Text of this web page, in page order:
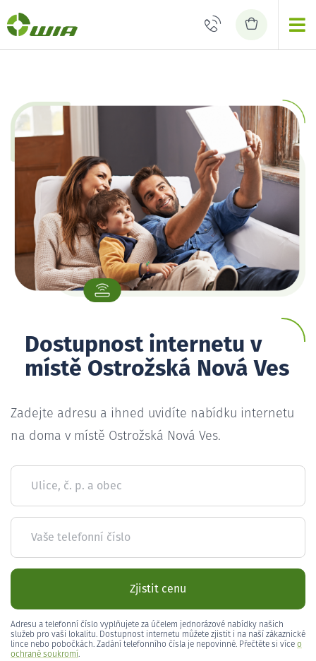
Dostupnost internetu v
místě Ostrožská Nová Ves
Zadejte adresu a ihned uvidíte nabídku internetu
na doma v místě Ostrožská Nová Ves.
Ulice, č. p. a obec
Vaše telefonní číslo
Zjistit cenu
Adresu a telefonní číslo vyplňujete za účelem jednorázové nabídky našich
služeb pro vaši lokalitu. Dostupnost internetu můžete zjistit i na naší zákaznické
lince nebo pobočkách. Zadání telefonního čísla je nepovinné. Přečtěte si více o
ochraně soukromí.